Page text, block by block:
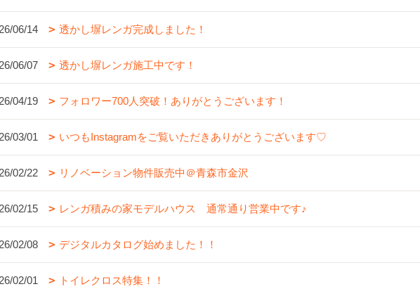
26/06/14 透かし塀レンガ完成しました！
26/06/07 透かし塀レンガ施工中です！
26/04/19 フォロワー700人突破！ありがとうございます！
26/03/01 いつもInstagramをご覧いただきありがとうございます♡
26/02/22 リノベーション物件販売中＠青森市金沢
26/02/15 レンガ積みの家モデルハウス 通常通り営業中です♪
26/02/08 デジタルカタログ始めました！！
26/02/01 トイレクロス特集！！